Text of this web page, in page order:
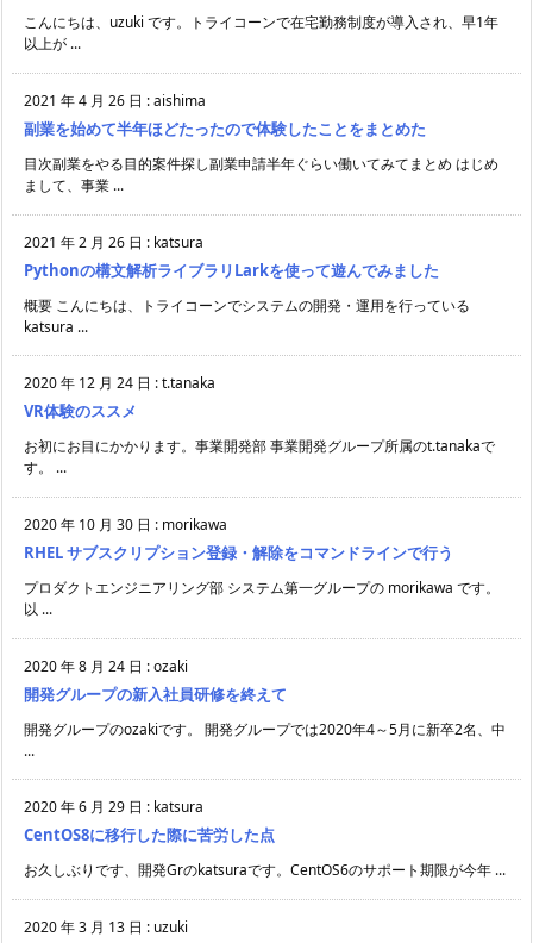
こんにちは、uzuki です。トライコーンで在宅勤務制度が導入され、早1年
以上が ...
2021 年 4 月 26 日 :aishima
副業を始めて半年ほどたったので体験したことをまとめた
目次副業をやる目的案件探し副業申請半年ぐらい働いてみてまとめ はじめ
まして、事業 ...
2021 年 2 月 26 日 : katsura
Pythonの構文解析ライブラリLarkを使って遊んでみました
概要 こんにちは、トライコーンでシステムの開発・運用を行っている
katsura ...
2020 年 12 月 24 日 :t.tanaka
VR体験のススメ
お初にお目にかかります。事業開発部 事業開発グループ所属のt.tanakaで
す。 ...
2020 年 10 月 30 日 : morikawa
RHEL サブスクリプション登録・解除をコマンドラインで行う
プロダクトエンジニアリング部 システム第一グループの morikawa です。
以 ...
2020 年 8 月 24 日 :ozaki
開発グループの新入社員研修を終えて
開発グループのozakiです。 開発グループでは2020年4～5月に新卒2名、中
...
2020 年 6 月 29 日 : katsura
CentOS8に移行した際に苦労した点
お久しぶりです、開発Grのkatsuraです。CentOS6のサポート期限が今年 ...
2020 年 3 月 13 日 : uzuki